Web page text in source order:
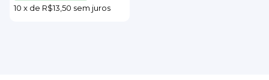
10 x de R$13,50 sem juros